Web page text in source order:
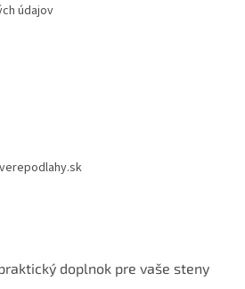
údajov
doplnok pre vaše steny